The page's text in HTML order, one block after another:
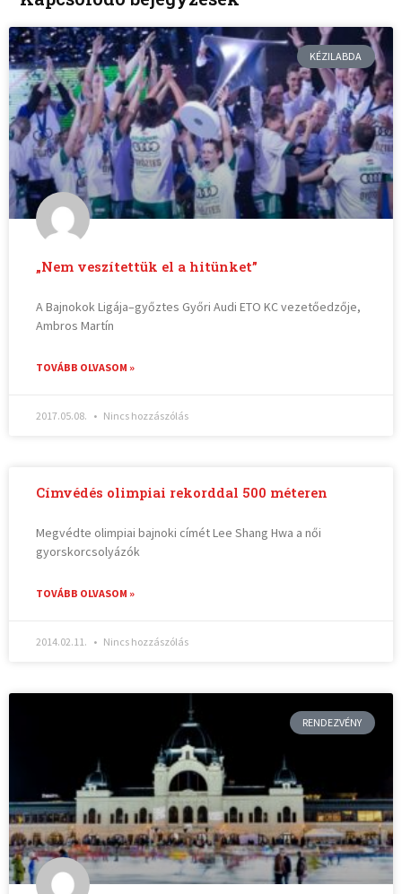
KÉZILABDA
„Nem veszítettük el a hitünket”
A Bajnokok Ligája–győztes Győri Audi ETO KC vezetőedzője,
Ambros Martín
TOVÁBB OLVASOM »
2017.05.08. Nincs hozzászólás
Címvédés olimpiai rekorddal 500 méteren
Megvédte olimpiai bajnoki címét Lee Shang Hwa a női
gyorskorcsolyázók
TOVÁBB OLVASOM »
2014.02.11. Nincs hozzászólás
RENDEZVÉNY